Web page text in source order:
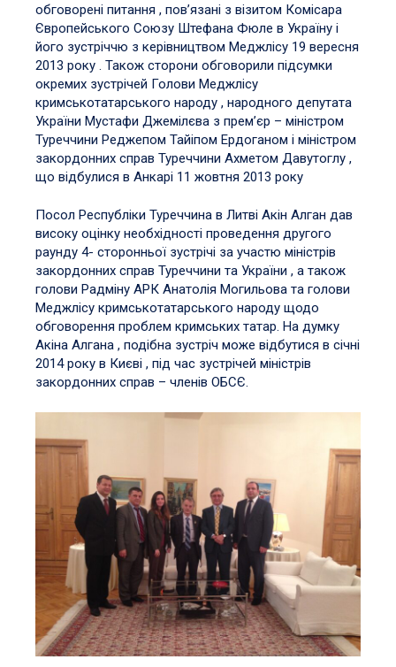
обговорені питання , пов’язані з візитом Комісара
Європейського Союзу Штефана Фюле в Україну і
його зустріччю з керівництвом Меджлісу 19 вересня
2013 року . Також сторони обговорили підсумки
окремих зустрічей Голови Меджлісу
кримськотатарського народу , народного депутата
України Мустафи Джемілєва з прем’єр – міністром
Туреччини Реджепом Тайіпом Ердоганом і міністром
закордонних справ Туреччини Ахметом Давутоглу ,
що відбулися в Анкарі 11 жовтня 2013 року
Посол Республіки Туреччина в Литві Акін Алган дав
високу оцінку необхідності проведення другого
раунду 4- сторонньої зустрічі за участю міністрів
закордонних справ Туреччини та України , а також
голови Радміну АРК Анатолія Могильова та голови
Меджлісу кримськотатарського народу щодо
обговорення проблем кримських татар. На думку
Акіна Алгана , подібна зустріч може відбутися в січні
2014 року в Києві , під час зустрічей міністрів
закордонних справ – членів ОБСЄ.